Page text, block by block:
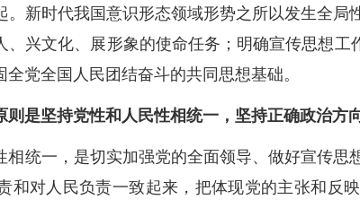
新时代我国意识形态领域形势之所以发生全
兴文化、展形象的使命任务；明确宣传思想工
党全国人民团结奋斗的共同思想基础。
则是坚持党性和人民性相统一，坚持正确政治方
相统一，是切实加强党的全面领导、做好宣传思
和对人民负责一致起来，把体现党的主张和反